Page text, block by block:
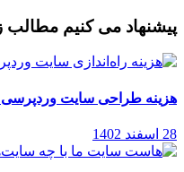
پیشنهاد می کنیم مطالب
هزینه طراحی سایت
28 اسفند 1402